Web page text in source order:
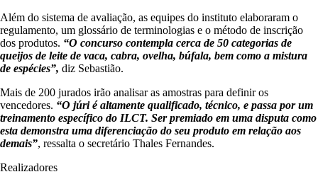
Além do sistema de avaliação, as equipes do instituto elaboraram o
regulamento, um glossário de terminologias e o método de inscrição
dos produtos. “O concurso contempla cerca de 50 categorias de
queijos de leite de vaca, cabra, ovelha, búfala, bem como a mistura
de espécies”, diz Sebastião.
Mais de 200 jurados irão analisar as amostras para definir os
vencedores. “O júri é altamente qualificado, técnico, e passa por um
treinamento específico do ILCT. Ser premiado em uma disputa como
esta demonstra uma diferenciação do seu produto em relação aos
demais”, ressalta o secretário Thales Fernandes.
Realizadores